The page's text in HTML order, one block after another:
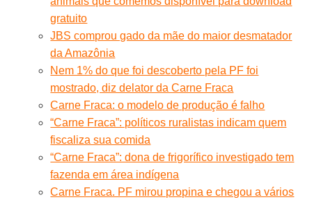
gratuito
JBS comprou gado da mãe do maior desmatador
da Amazônia
Nem 1% do que foi descoberto pela PF foi
mostrado, diz delator da Carne Fraca
Carne Fraca: o modelo de produção é falho
“Carne Fraca”: políticos ruralistas indicam quem
fiscaliza sua comida
“Carne Fraca”: dona de frigorífico investigado tem
fazenda em área indígena
Carne Fraca. PF mirou propina e chegou a vários